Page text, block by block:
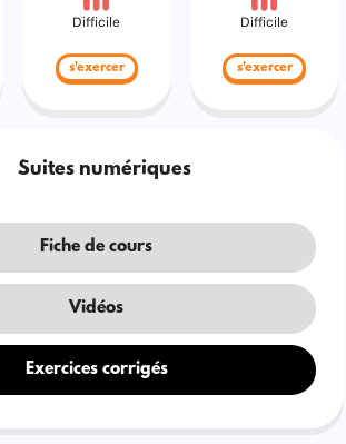
Difficile
s'exercer
Difficile
s'exercer
Suites numériques
Fiche de cours
Vidéos
Exercices corrigés